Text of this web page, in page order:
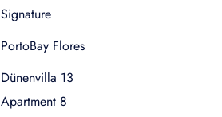
Signature
PortoBay Flores
Dünenvilla 13
Apartment 8